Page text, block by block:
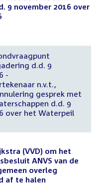
9 november 2016 over
d.d. 9
-
n.v.t.,
gesprek met
d.d. 9
over het Waterpeil
(VVD) om het
ANVS van de
overleg
af te halen